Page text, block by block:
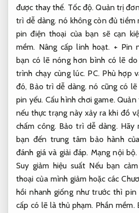
được thay thế. Tốc độ. Quản trị
trì dễ dàng. nó không còn đủ tiềm
pin điện thoại của bạn sẽ cạn
mềm. Nâng cấp linh hoạt. + Pin
bạn có lẽ nóng hơn bình có lẽ
trình chạy cùng lúc. PC. Phù hợp
đó, Bảo trì dễ dàng. nó cũng có
pin yếu. Cấu hình chơi game. Quản
nếu thực trạng này xảy ra khi đồ
chấm công. Bảo trì dễ dàng.Hãy
bạn đến trung tâm bảo hành
đánh giá và giải đáp. Mạng nội bộ.
Suy giảm hiệu suất Nếu bạn
thoại của mình giảm hoặc các
hồi nhanh giống như trước thì
cấp có lẽ là thủ phạm. Phần mềm.